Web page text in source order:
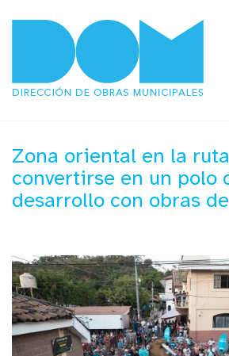
Zona oriental en la
convertirse en un polo
desarrollo con obras